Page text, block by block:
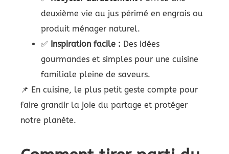
deuxième vie au jus périmé en engrais ou
produit ménager naturel.
✅ Inspiration facile : Des idées
gourmandes et simples pour une cuisine
familiale pleine de saveurs.
📌 En cuisine, le plus petit geste compte pour
faire grandir la joie du partage et protéger
notre planète.